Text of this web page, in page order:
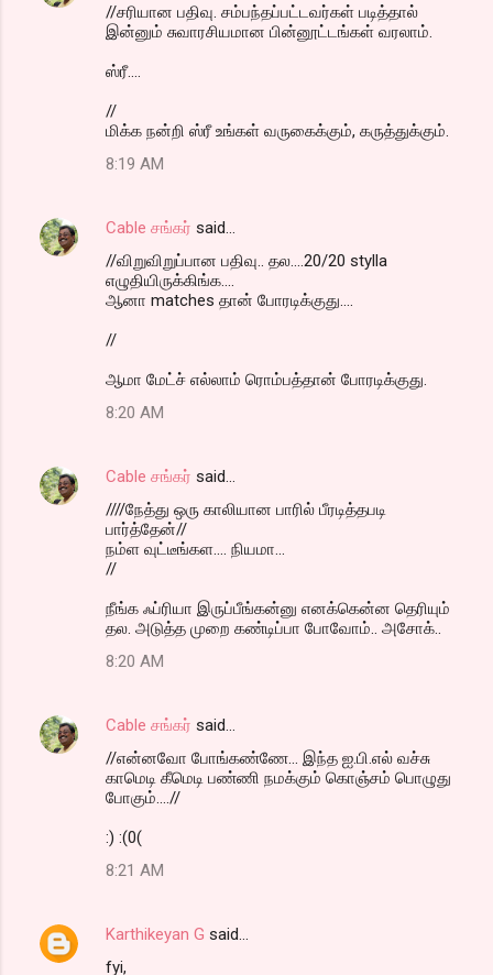
//சரியான பதிவு. சம்பந்தப்பட்டவர்கள் படித்தால்
இன்னும் சுவாரசியமான பின்னூட்டங்கள் வரலாம்.
ஸ்ரீ....
//
மிக்க நன்றி ஸ்ரீ உங்கள் வருகைக்கும், கருத்துக்கும்.
8:19 AM
Cable சங்கர் said…
//விறுவிறுப்பான பதிவு.. தல....20/20 stylla
எழுதியிருக்கிங்க....
ஆனா matches தான் போரடிக்குது....
//
ஆமா மேட்ச் எல்லாம் ரொம்பத்தான் போரடிக்குது.
8:20 AM
Cable சங்கர் said…
////நேத்து ஒரு காலியான பாரில் பீரடித்தபடி
பார்த்தேன்//
நம்ள வுட்டீங்கள.... நியமா...
//
நீங்க ஃப்ரியா இருப்பீங்கன்னு எனக்கென்ன தெரியும்
தல. அடுத்த முறை கண்டிப்பா போவோம்.. அசோக்..
8:20 AM
Cable சங்கர் said…
//என்னவோ போங்கண்ணே... இந்த ஐ.பி.எல் வச்சு
காமெடி கீமெடி பண்ணி நமக்கும் கொஞ்சம் பொழுது
போகும்....//
:) :(0(
8:21 AM
Karthikeyan G said…
fyi,